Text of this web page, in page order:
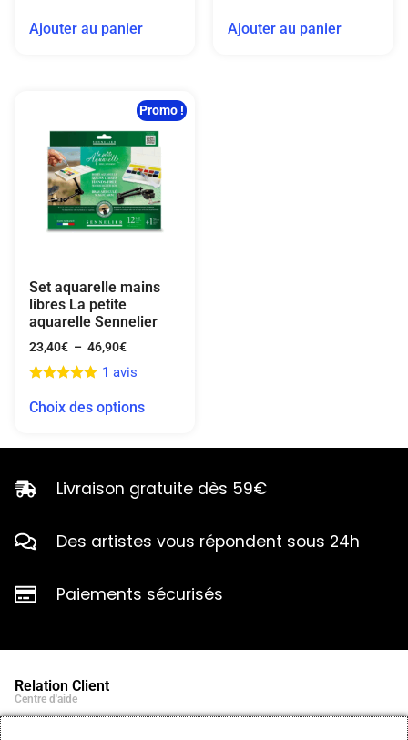
Ajouter au panier Ajouter au panier
Promo !
Set aquarelle mains
libres La petite
aquarelle Sennelier
23,40€ – 46,90€
1 avis
Choix des options
Livraison gratuite dès 59€
Des artistes vous répondent sous 24h
Paiements sécurisés
Relation Client
Centre d'aide